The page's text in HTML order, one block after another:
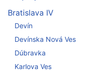
Bratislava IV
Devín
Devínska Nová Ves
Dúbravka
Karlova Ves